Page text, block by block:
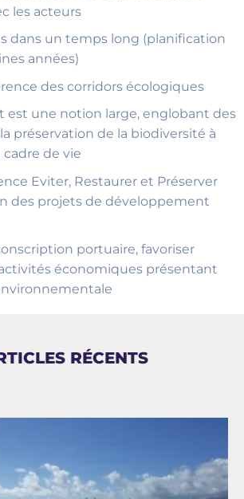
les acteurs
dans un temps long (planification
années)
des corridors écologiques
est une notion large, englobant des
préservation de la biodiversité à
cadre de vie
Eviter, Restaurer et Préserver
des projets de développement
portuaire, favoriser
économiques présentant
RÉCENTS